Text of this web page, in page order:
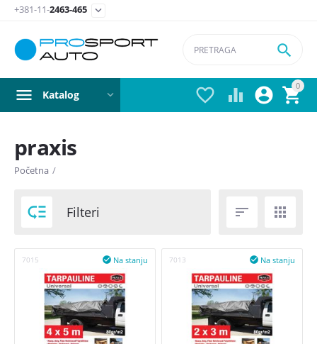
+381-11-2463-465 
0


 

Katalog
Postavite filter
Cena
din 1260
praxis
Početna /
 Filteri  
7015 Na stanju
 7013 Na stanju
